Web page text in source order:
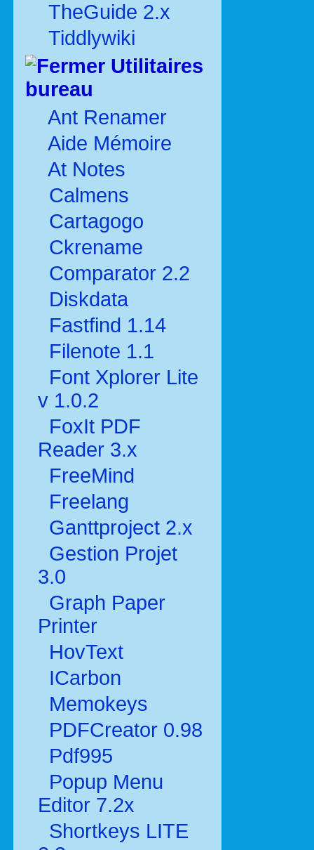
TheGuide 2.x
Tiddlywiki
Utilitaires
bureau
Ant Renamer
Aide Mémoire
At Notes
Calmens
Cartagogo
Ckrename
Comparator 2.2
Diskdata
Fastfind 1.14
Filenote 1.1
Font Xplorer Lite
v 1.0.2
FoxIt PDF
Reader 3.x
FreeMind
Freelang
Ganttproject 2.x
Gestion Projet
3.0
Graph Paper
Printer
HovText
ICarbon
Memokeys
PDFCreator 0.98
Pdf995
Popup Menu
Editor 7.2x
Shortkeys LITE